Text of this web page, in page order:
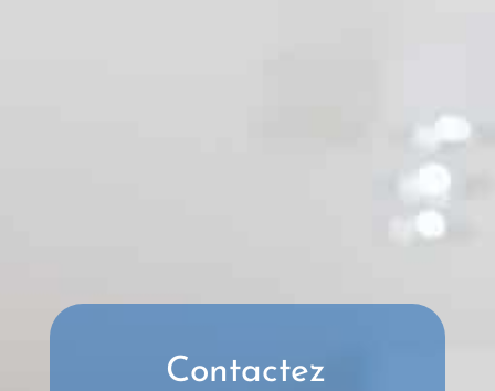
Contactez